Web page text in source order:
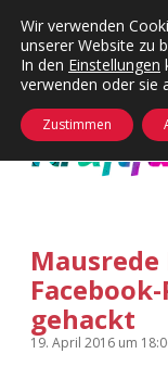
Mausrede
gehackt
19. April 2016 um
Wir verwenden
unserer Website zu
In den Einstellungen
verwenden oder sie
Zustimmen